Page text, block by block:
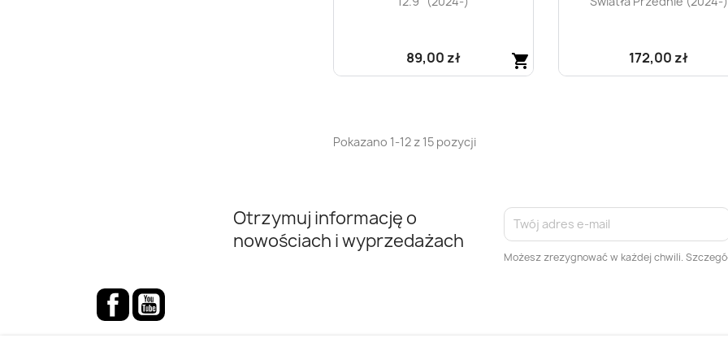
shopping_cart
89,00 zł 172,00 zł
Pokazano 1-12 z 15 pozycji
Otrzymuj informację o
nowościach i wyprzedażach
Możesz zrezygnować w każdej chwili.
Facebook